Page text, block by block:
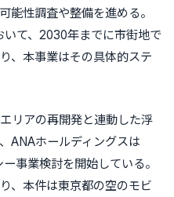
能性調査や整備を進める。
て、2030年までに市街地で
、本事業はその具体的ステ
リアの再開発と連動した浮
ANAホールディングスは
事業検討を開始している。
、本件は東京都の空のモビ